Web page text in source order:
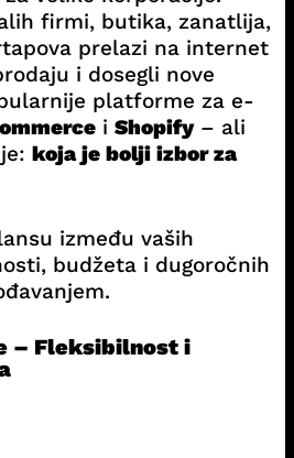
firmi, butika, zanatlija,
prelazi na internet
i dosegli nove
platforme za e-
i Shopify– ali
koja je bolji izbor za
između vaših
budžeta i dugoročnih
– Fleksibilnost i